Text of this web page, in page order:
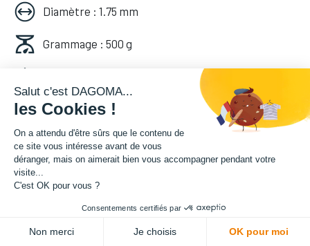
Diamètre : 1.75 mm
Grammage : 500 g
Facilité d'utilisation : Accessible
14,16€
(16,99€ TVA comprise)
Salut c'est DAGOMA...
les Cookies !
On a attendu d'être sûrs que le contenu de
ce site vous intéresse avant de vous
déranger, mais on aimerait bien vous accompagner pendant votre
visite...
C'est OK pour vous ?
Consentements certifiés par
Non merci Je choisis OK pour moi